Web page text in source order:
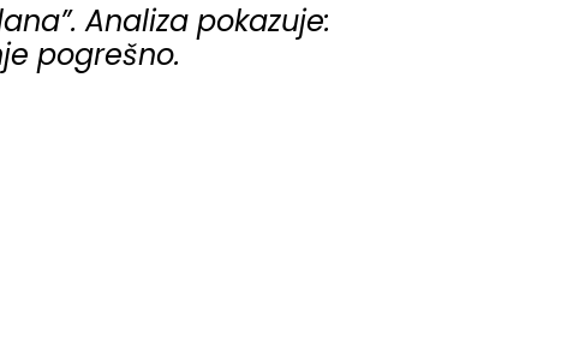
Analiza pokazuje:
pogrešno.